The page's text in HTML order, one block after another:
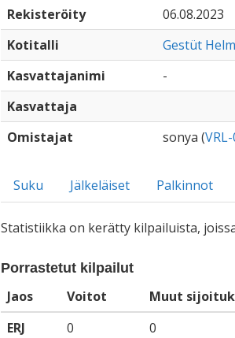
Rekisteröity
06.08.2023
Kotitalli
Gestüt
Kasvattajanimi
-
Kasvattaja
Omistajat
sonya (
Suku Jälkeläiset Palkinnot
Statistiikka on kerätty kilpailuista,
Porrastetut kilpailut
Jaos Voitot Muut
ERJ
0 0